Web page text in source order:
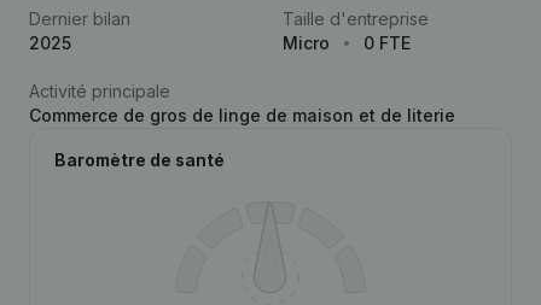
Dernier bilan
2025
Taille d'entreprise
Micro
0 FTE
Activité principale
Commerce de gros de linge de maison et de literie
Baromètre de santé